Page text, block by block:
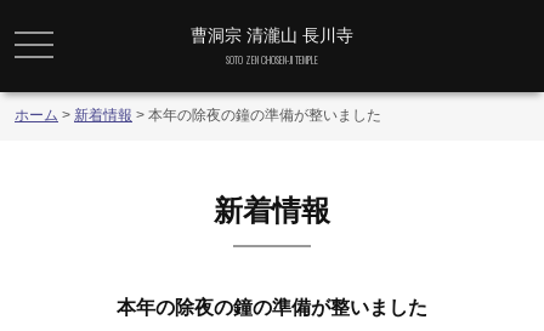
曹洞宗 清瀧山 長川寺
SOTO ZEN CHOSEN-JI TEMPLE
ホーム > 新着情報 > 本年の除夜の鐘の準備が整いました
新着情報
本年の除夜の鐘の準備が整いました